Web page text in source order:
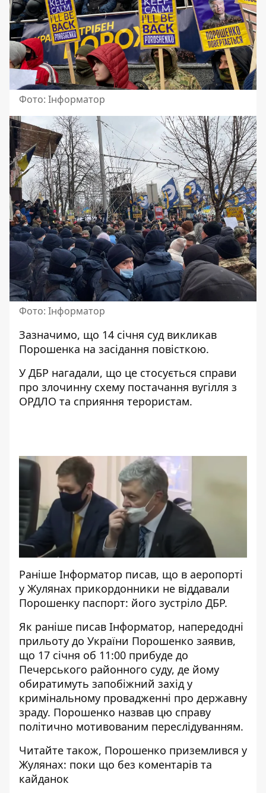
Фото: Інформатор
Фото: Інформатор
Зазначимо, що 14 січня суд викликав
Порошенка на засідання повісткою.
У ДБР нагадали, що це стосується справи
про злочинну схему постачання вугілля з
ОРДЛО та сприяння терористам.
Раніше Інформатор писав, що в аеропорті
у Жулянах прикордонники не віддавали
Порошенку паспорт: його зустріло ДБР.
Як раніше писав Інформатор, напередодні
прильоту до України Порошенко заявив,
що 17 січня об 11:00 прибуде до
Печерського районного суду, де йому
обиратимуть запобіжний захід у
кримінальному провадженні про державну
зраду. Порошенко назвав цю справу
політично мотивованим переслідуванням.
Читайте також, Порошенко приземлився у
Жулянах: поки що без коментарів та
кайданок